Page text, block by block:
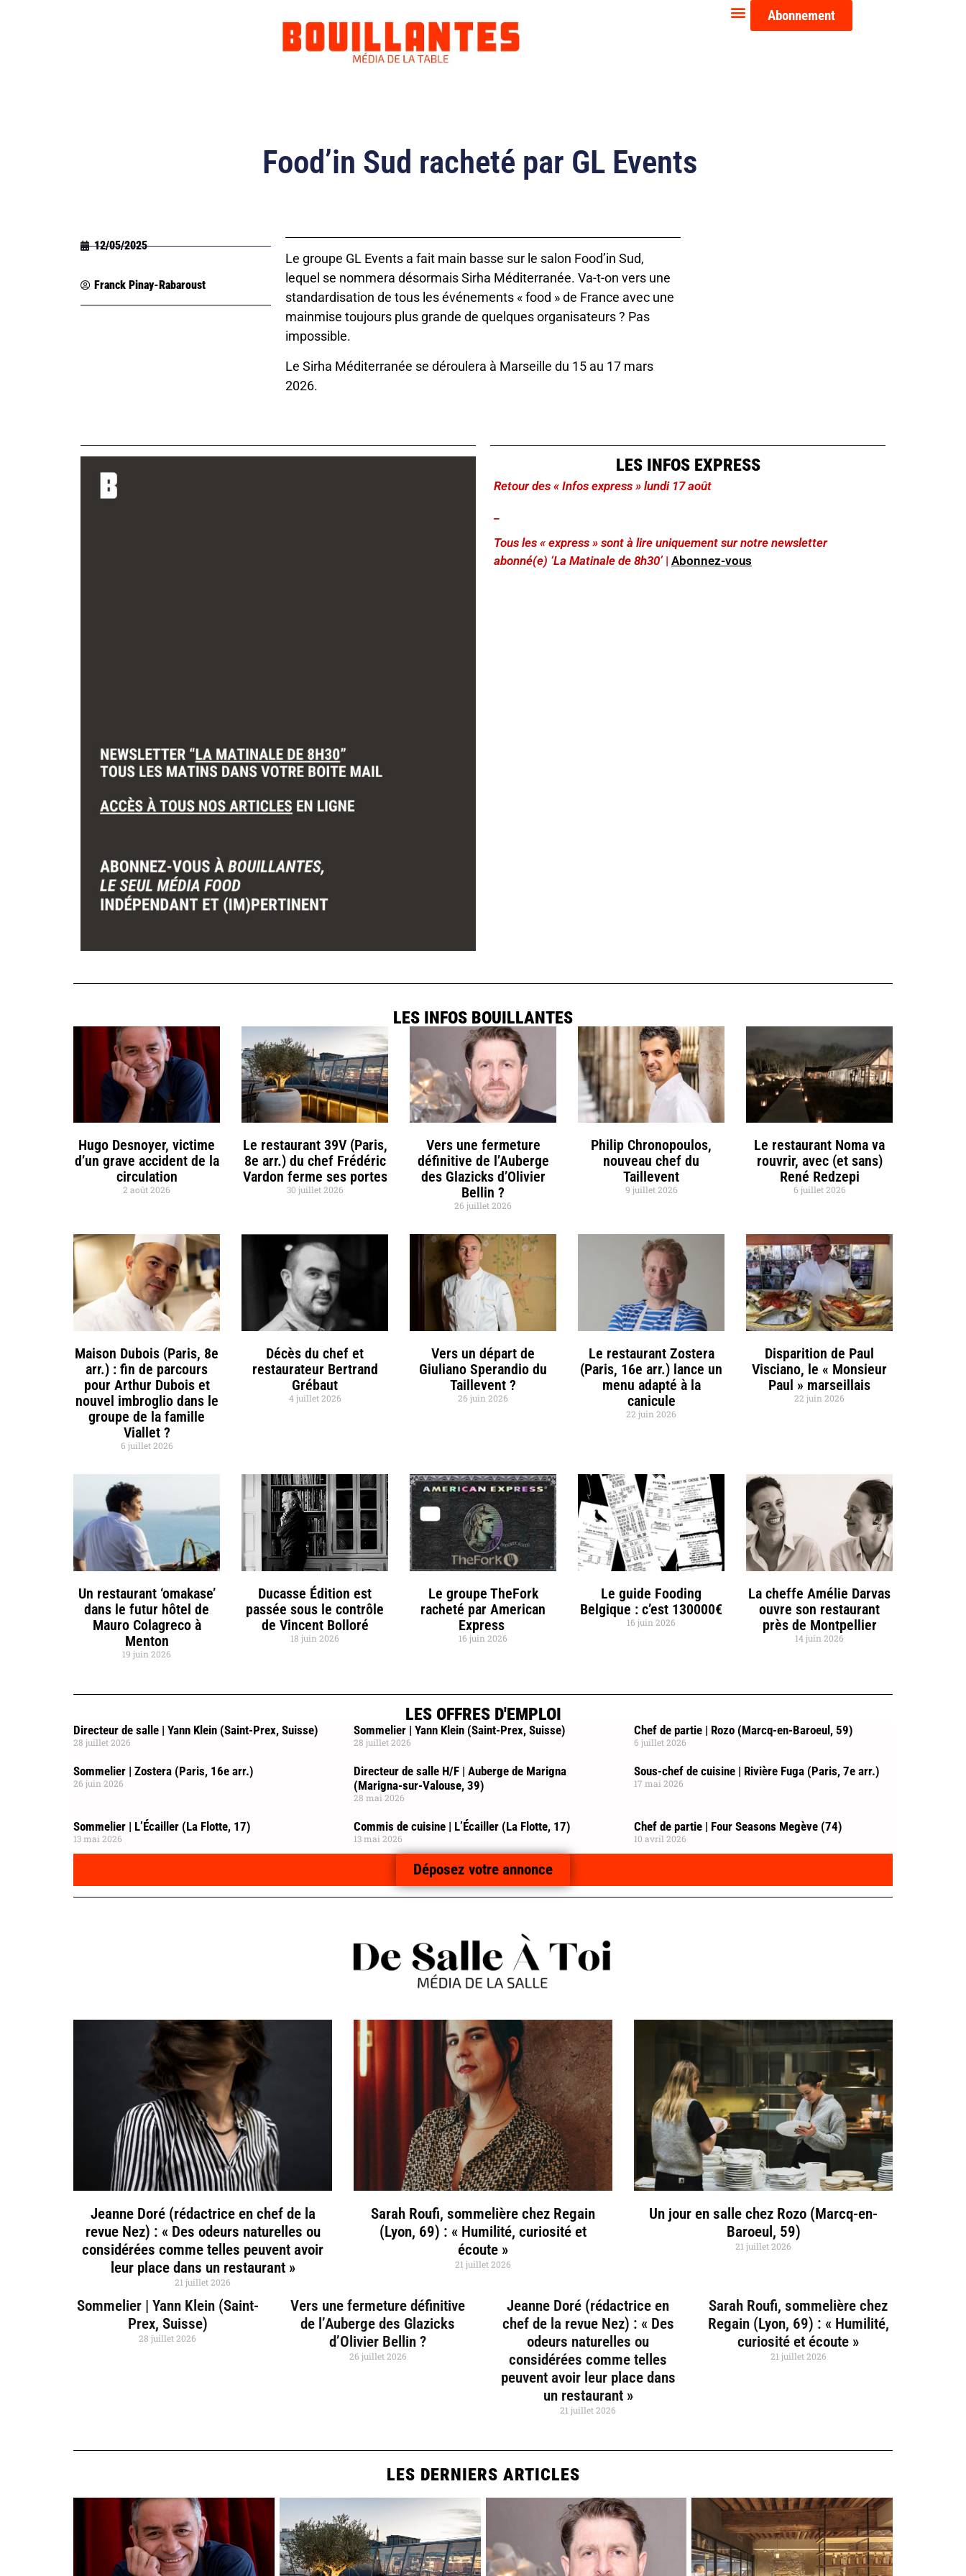
Abonnement
Food’in Sud racheté par GL Events
12/05/2025
Franck Pinay-Rabaroust
Le groupe GL Events a fait main basse sur le salon Food’in Sud,
lequel se nommera désormais Sirha Méditerranée. Va-t-on vers une
standardisation de tous les événements « food » de France avec une
mainmise toujours plus grande de quelques organisateurs ? Pas
impossible.
Le Sirha Méditerranée se déroulera à Marseille du 15 au 17 mars
2026.
LES INFOS EXPRESS
Retour des « Infos express » lundi 17 août
Tous les « express » sont à lire uniquement sur notre newsletter
abonné(e) ‘La Matinale de 8h30’ | Abonnez-vous
LES INFOS BOUILLANTES
Hugo Desnoyer, victime
d’un grave accident de la
circulation
2 août 2026
Le restaurant 39V (Paris,
8e arr.) du chef Frédéric
Vardon ferme ses portes
30 juillet 2026
Vers une fermeture
définitive de l’Auberge
des Glazicks d’Olivier
Bellin ?
26 juillet 2026
Philip Chronopoulos,
nouveau chef du
Taillevent
9 juillet 2026
Le restaurant Noma va
rouvrir, avec (et sans)
René Redzepi
6 juillet 2026
Maison Dubois (Paris, 8e
arr.) : fin de parcours
pour Arthur Dubois et
nouvel imbroglio dans le
groupe de la famille
Viallet ?
6 juillet 2026
Décès du chef et
restaurateur Bertrand
Grébaut
4 juillet 2026
Vers un départ de
Giuliano Sperandio du
Taillevent ?
26 juin 2026
Le restaurant Zostera
(Paris, 16e arr.) lance un
menu adapté à la
canicule
22 juin 2026
Disparition de Paul
Visciano, le « Monsieur
Paul » marseillais
22 juin 2026
Un restaurant ‘omakase’
dans le futur hôtel de
Mauro Colagreco à
Menton
19 juin 2026
Ducasse Édition est
passée sous le contrôle
de Vincent Bolloré
18 juin 2026
Le groupe TheFork
racheté par American
Express
16 juin 2026
Le guide Fooding
Belgique : c’est 130000€
16 juin 2026
La cheffe Amélie Darvas
ouvre son restaurant
près de Montpellier
14 juin 2026
LES OFFRES D'EMPLOI
Directeur de salle | Yann Klein (Saint-Prex, Suisse)
28 juillet 2026
Sommelier | Yann Klein (Saint-Prex, Suisse)
28 juillet 2026
Chef de partie | Rozo (Marcq-en-Baroeul, 59)
6 juillet 2026
Sommelier | Zostera (Paris, 16e arr.)
26 juin 2026
Directeur de salle H/F | Auberge de Marigna
(Marigna-sur-Valouse, 39)
28 mai 2026
Sous-chef de cuisine | Rivière Fuga (Paris, 7e arr.)
17 mai 2026
Sommelier | L’Écailler (La Flotte, 17)
13 mai 2026
Commis de cuisine | L’Écailler (La Flotte, 17)
13 mai 2026
Chef de partie | Four Seasons Megève (74)
10 avril 2026
Déposez votre annonce
Jeanne Doré (rédactrice en chef de la
revue Nez) : « Des odeurs naturelles ou
considérées comme telles peuvent avoir
leur place dans un restaurant »
21 juillet 2026
Sarah Roufi, sommelière chez Regain
(Lyon, 69) : « Humilité, curiosité et
écoute »
21 juillet 2026
Un jour en salle chez Rozo (Marcq-en-
Baroeul, 59)
21 juillet 2026
Sommelier | Yann Klein (Saint-
Prex, Suisse)
28 juillet 2026
Vers une fermeture définitive
de l’Auberge des Glazicks
d’Olivier Bellin ?
26 juillet 2026
Jeanne Doré (rédactrice en
chef de la revue Nez) : « Des
odeurs naturelles ou
considérées comme telles
peuvent avoir leur place dans
un restaurant »
21 juillet 2026
Sarah Roufi, sommelière chez
Regain (Lyon, 69) : « Humilité,
curiosité et écoute »
21 juillet 2026
LES DERNIERS ARTICLES